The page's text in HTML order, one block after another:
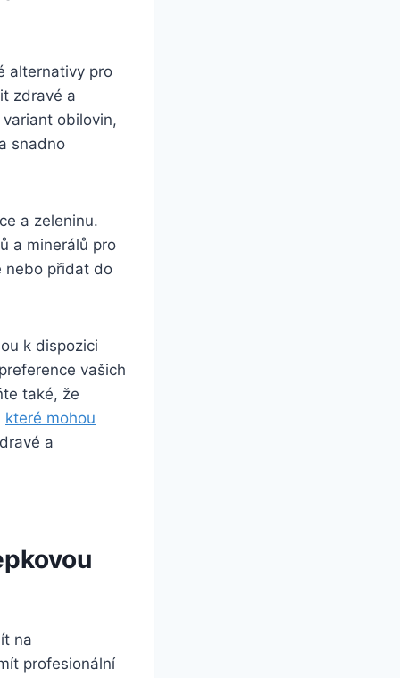
alternativy pro
zdravé a
obilovin,
snadno
a zeleninu.
a minerálů pro
nebo přidat do
k dispozici
vašich
také, že
které mohou
a
na
profesionální